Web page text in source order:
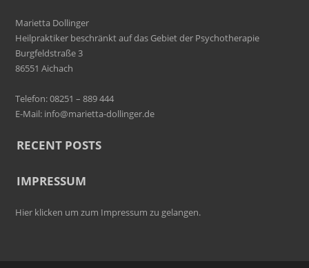
Marietta Dollinger
Heilpraktiker beschränkt auf das Gebiet der Psychotherapie
Burgfeldstraße 3
86551 Aichach
Telefon: 08251 – 889 444
E-Mail: info@marietta-dollinger.de
RECENT POSTS
IMPRESSUM
Hier klicken um zum Impressum zu gelangen.